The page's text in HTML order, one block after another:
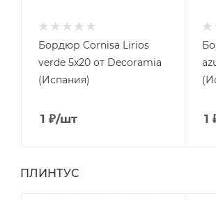
Бордюр Cornisa Lirios
verde 5x20 от Decoramia
(Испания)
1 ₽/шт 1
ПЛИНТУС